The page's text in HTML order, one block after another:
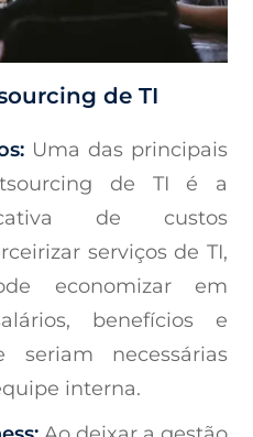
de TI
Uma das principais
de TI é a
de custos
serviços de TI,
economizar em
benefícios e
seriam necessárias
interna.